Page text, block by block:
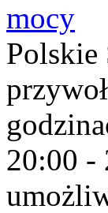
mocy
Polskie
20:00 -